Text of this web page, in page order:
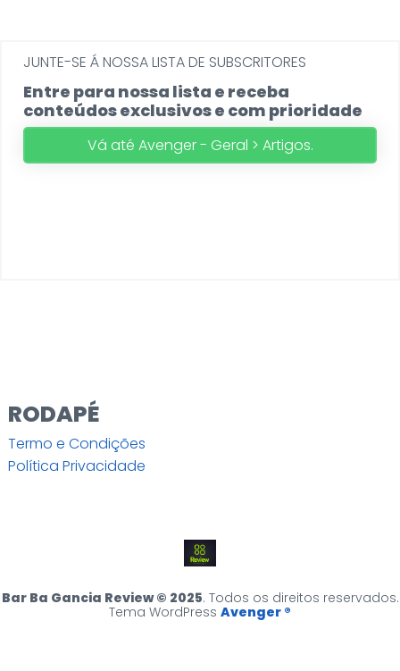
JUNTE-SE Á NOSSA LISTA DE SUBSCRITORES
Entre para nossa lista e receba
conteúdos exclusivos e com prioridade
Vá até Avenger - Geral > Artigos.
RODAPÉ
Termo e Condições
Política Privacidade
Bar Ba Gancia Review © 2025. Todos os direitos reservados.
Tema WordPress Avenger ®